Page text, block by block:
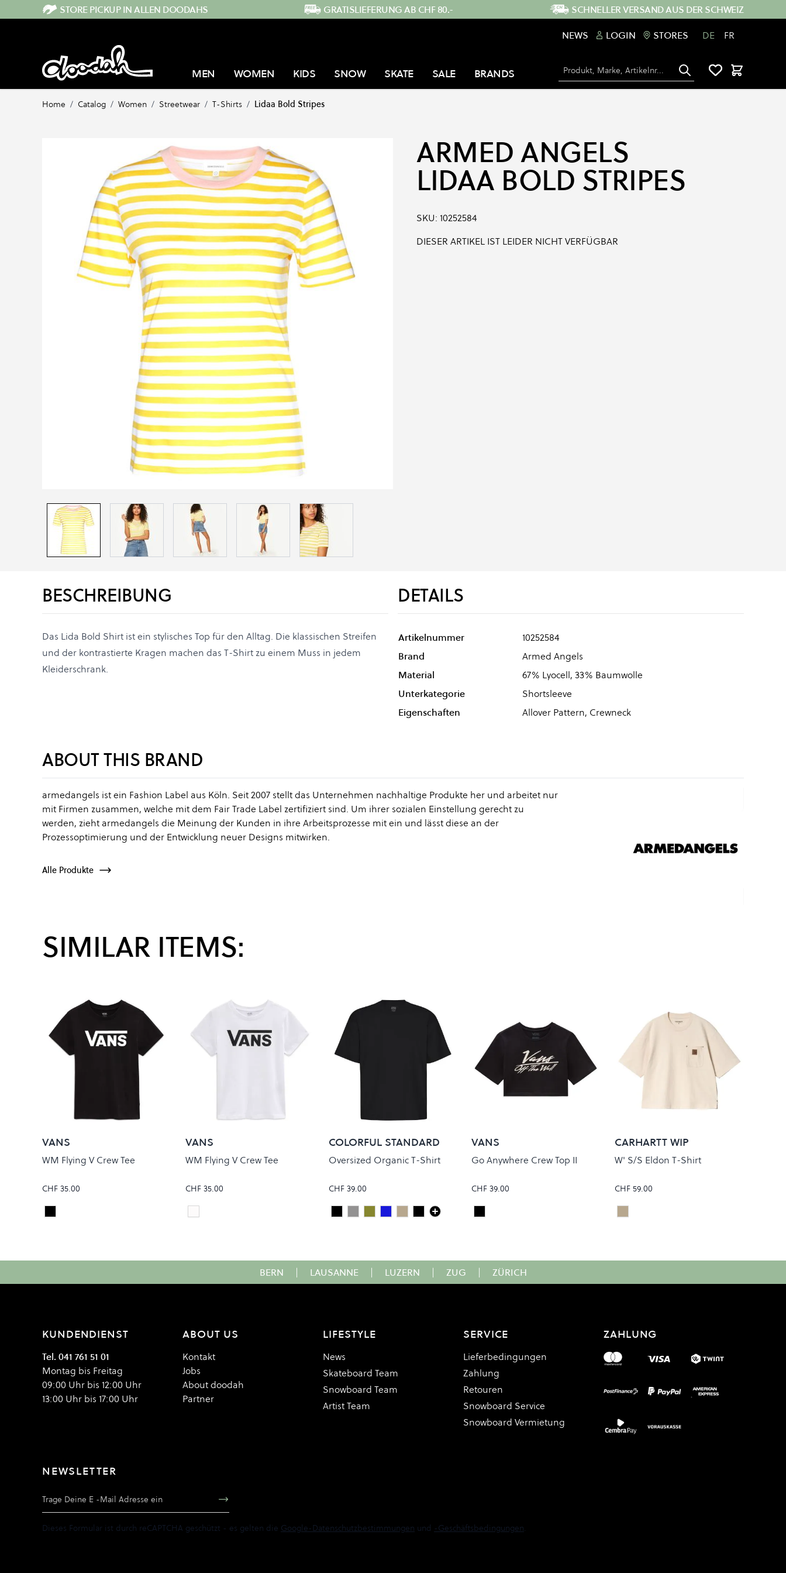
Direkt zum InhaltSTORE PICKUP IN ALLEN DOODAHS GRATISLIEFERUNG AB CHF 80.-
SCHNELLER VERSAND AUS DER SCHWEIZ
NEWS
LOGIN STORES DE FR
MEN WOMEN KIDS SNOW SKATE SALE BRANDS Suche Warenkorb
Home / Catalog / Women / Streetwear / T-Shirts / Lidaa Bold Stripes
ARMED ANGELS
LIDAA BOLD STRIPES
SKU: 10252584
DIESER ARTIKEL IST LEIDER NICHT VERFÜGBAR
BESCHREIBUNG
Das Lida Bold Shirt ist ein stylisches Top für den Alltag. Die klassischen Streifen
und der kontrastierte Kragen machen das T-Shirt zu einem Muss in jedem
Kleiderschrank.
DETAILS
Artikelnummer
10252584
Brand
Armed Angels
Material
67% Lyocell, 33% Baumwolle
Unterkategorie
Shortsleeve
Eigenschaften
Allover Pattern, Crewneck
ABOUT THIS BRAND
armedangels ist ein Fashion Label aus Köln. Seit 2007 stellt das Unternehmen nachhaltige Produkte her und arbeitet nur
mit Firmen zusammen, welche mit dem Fair Trade Label zertifiziert sind. Um ihrer sozialen Einstellung gerecht zu
werden, zieht armedangels die Meinung der Kunden in ihre Arbeitsprozesse mit ein und lässt diese an der
Prozessoptimierung und der Entwicklung neuer Designs mitwirken.
Alle Produkte
SIMILAR ITEMS:
VANS
WM Flying V Crew Tee
CHF 35.00
Colour
Black
VANS
WM Flying V Crew Tee
CHF 35.00
Colour
White
COLORFUL STANDARD
Oversized Organic T-Shirt
CHF 39.00
Colour
Deep Black
Heather Grey
Dusty Olive
Faded Indigo
Faded Khaki
Faded Black
VANS
Go Anywhere Crew Top II
CHF 39.00
Colour
Black
CARHARTT WIP
W' S/S Eldon T-Shirt
CHF 59.00
Colour
Natural
BERN | LAUSANNE | LUZERN | ZUG | ZÜRICH
KUNDENDIENST
Tel. 041 761 51 01
Montag bis Freitag
09:00 Uhr bis 12:00 Uhr
13:00 Uhr bis 17:00 Uhr
ABOUT US
Kontakt
Jobs
About doodah
Partner
LIFESTYLE
News
Skateboard Team
Snowboard Team
Artist Team
SERVICE
Lieferbedingungen
Zahlung
Retouren
Snowboard Service
Snowboard Vermietung
ZAHLUNG
NEWSLETTER
Dieses Formular ist durch reCAPTCHA geschützt - es gelten die Google-Datenschutzbestimmungen und -Geschäftsbedingungen.